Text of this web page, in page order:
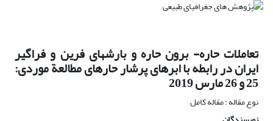
تعاملات حاره- برون‏ حاره و بارش‏های فرین و فراگیر
ایران در رابطه با ابرهای پرشار حاره‏ای مطالعة موردی:
25 و 26 مارس 2019
نوع مقاله : مقاله کامل